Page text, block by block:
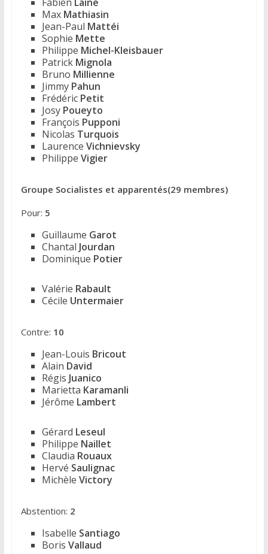
Max Mathiasin
Jean-Paul Mattéi
Sophie Mette
Philippe Michel-Kleisbauer
Patrick Mignola
Bruno Millienne
Jimmy Pahun
Frédéric Petit
Josy Poueyto
François Pupponi
Nicolas Turquois
Laurence Vichnievsky
Philippe Vigier
Groupe Socialistes et apparentés(29 membres)
Pour: 5
Guillaume Garot
Chantal Jourdan
Dominique Potier
Valérie Rabault
Cécile Untermaier
Contre: 10
Jean-Louis Bricout
Alain David
Régis Juanico
Marietta Karamanli
Jérôme Lambert
Gérard Leseul
Philippe Naillet
Claudia Rouaux
Hervé Saulignac
Michèle Victory
Abstention: 2
Isabelle Santiago
Boris Vallaud